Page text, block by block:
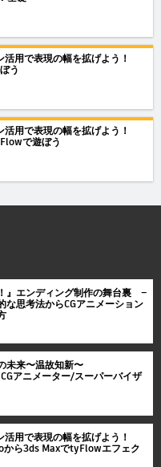
用で表現の幅を拡げよう！
う
用で表現の幅を拡げよう！
で遊ぼう
』エンディング制作の舞台裏 ―
な思考法からCGアニメーション
未来〜温故知新〜
アニメーター/スーパーバイザ
用で表現の幅を拡げよう！
ら3ds MaxでtyFlowエフェク